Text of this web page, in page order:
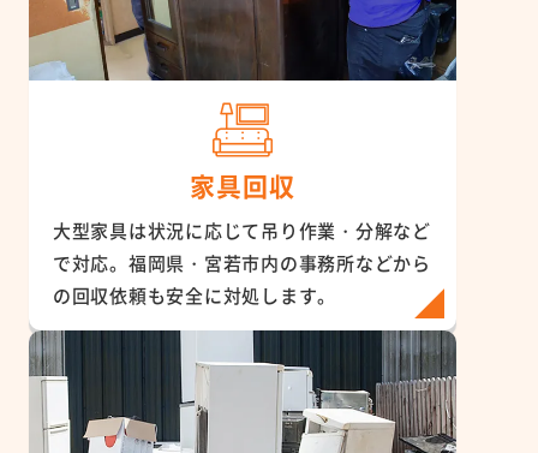
家具回収
大型家具は状況に応じて吊り作業・分解など
で対応。福岡県・宮若市内の事務所などから
の回収依頼も安全に対処します。